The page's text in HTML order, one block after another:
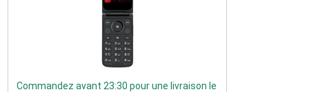
Commandez avant 23:30 pour une livraison le